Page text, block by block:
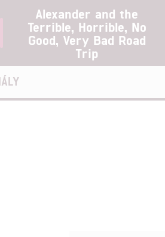
Alexander and the
Terrible, Horrible, No
Good, Very Bad Road
Trip